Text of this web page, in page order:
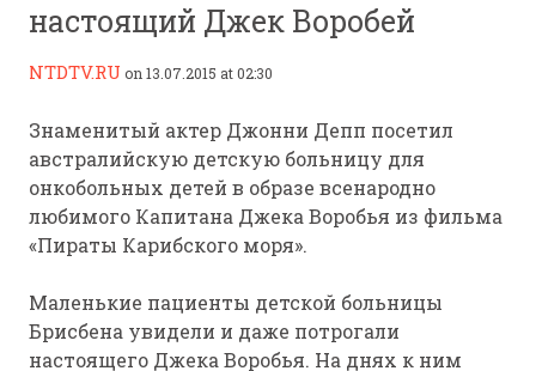
настоящий Джек Воробей
NTDTV.RU on 13.07.2015 at 02:30
Знаменитый актер Джонни Депп посетил
австралийскую детскую больницу для
онкобольных детей в образе всенародно
любимого Капитана Джека Воробья из фильма
«Пираты Карибского моря».
Маленькие пациенты детской больницы
Брисбена увидели и даже потрогали
настоящего Джека Воробья. На днях к ним